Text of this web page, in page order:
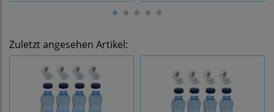
Zuletzt angesehen Artikel: